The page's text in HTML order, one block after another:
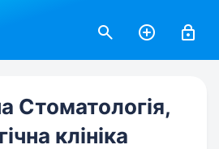
Стоматологія,
клініка